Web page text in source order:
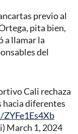
previo al
pita bien,
a llamar la
del
Cali rechaza
hacia diferentes
March 1, 2024